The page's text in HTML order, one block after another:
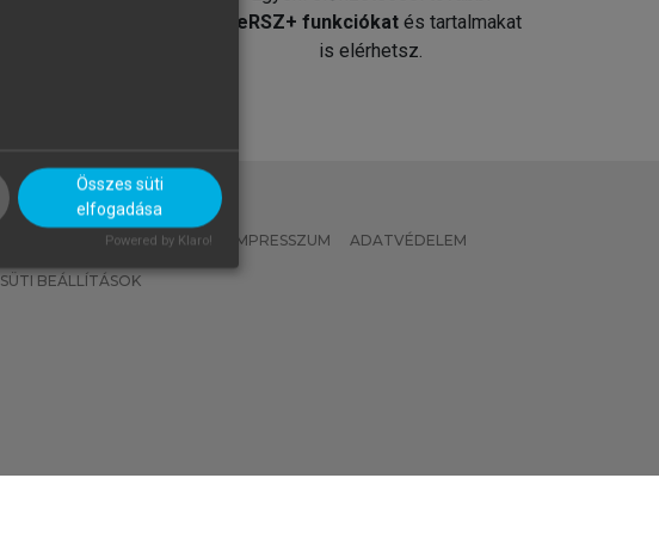
MeRSZ+ funkciókat és tartalmakat
is elérhetsz.
MI – ÁLTALÁNOS IRÁNYELVEK IMPRESSZUM ADATVÉDELEM
SÜTI BEÁLLÍTÁSOK
Összes süti
elfogadása
Powered by Klaro!